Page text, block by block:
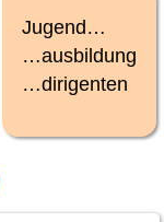
Jugend…
…ausbildung
…dirigenten